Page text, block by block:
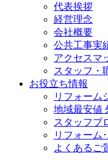
代表挨拶
経営理念
会社概要
公共工事実
アクセスマ
スタッフ・
お役立ち情報
リフォーム
地域最安値
スタッフブ
リフォーム
よくあるご